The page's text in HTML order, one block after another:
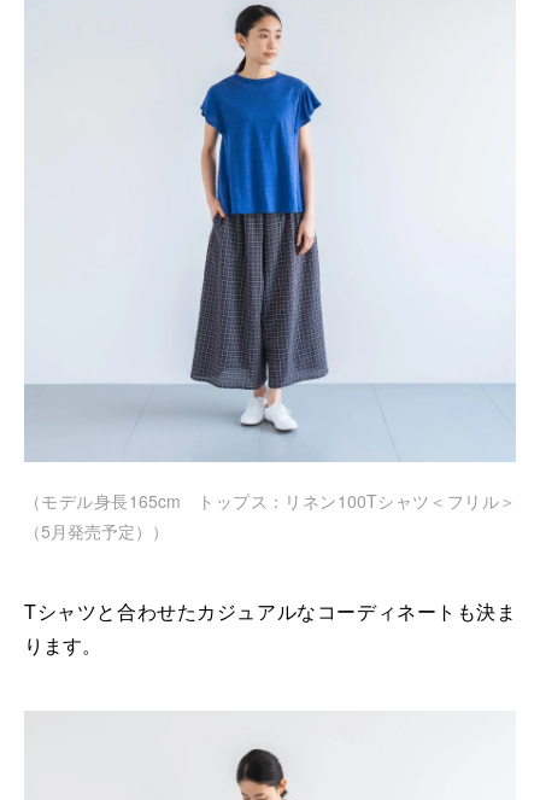
（モデル身長165cm トップス：リネン100Tシャツ＜フリル＞
（5月発売予定））
Tシャツと合わせたカジュアルなコーディネートも決ま
ります。